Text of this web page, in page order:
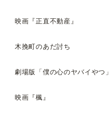
映画『正直不動産』
木挽町のあだ討ち
劇場版「僕の心のヤバイやつ」
映画『楓』